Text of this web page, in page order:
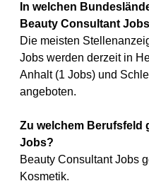
In welchen
Beauty Consultant
Die meisten
Jobs werden derzeit in
Anhalt (1 Jobs) und
angeboten.
Zu welchem Berufsfeld
Jobs?
Beauty Consultant Jobs
Kosmetik.